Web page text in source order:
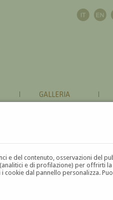
e del contenuto, osservazioni del
e di profilazione) per offrirti
cookie dal pannello personalizza.
GALLERIA
P Q R S T U V